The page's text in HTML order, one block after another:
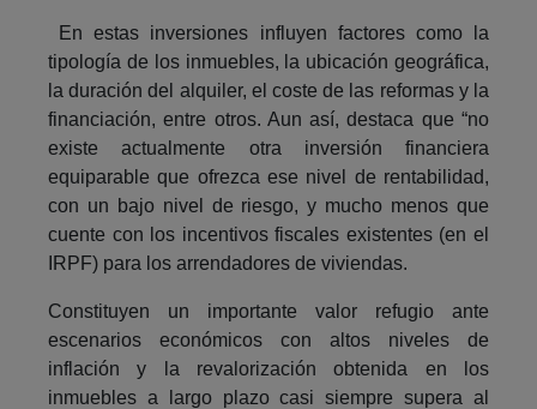
En estas inversiones influyen factores como la
tipología de los inmuebles, la ubicación geográfica,
la duración del alquiler, el coste de las reformas y la
financiación, entre otros. Aun así, destaca que “no
existe actualmente otra inversión financiera
equiparable que ofrezca ese nivel de rentabilidad,
con un bajo nivel de riesgo, y mucho menos que
cuente con los incentivos fiscales existentes (en el
IRPF) para los arrendadores de viviendas.
Constituyen un importante valor refugio ante
escenarios económicos con altos niveles de
inflación y la revalorización obtenida en los
inmuebles a largo plazo casi siempre supera al